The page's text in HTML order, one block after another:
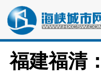
福建福清